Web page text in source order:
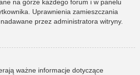
na górze każdego forum i w panelu
Uprawnienia zamieszczania
przez administratora witryny.
ważne informacje dotyczące